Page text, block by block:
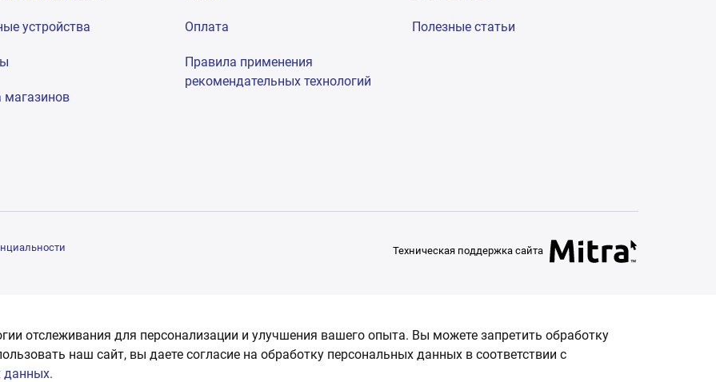
устройства
магазинов
Оплата
Правила применения
рекомендательных технологий
Полезные статьи
Техническая поддержка сайта
отслеживания для персонализации и улучшения вашего опыта. Вы можете запретить обработку
наш сайт, вы даете согласие на обработку персональных данных в соответствии с
данных.